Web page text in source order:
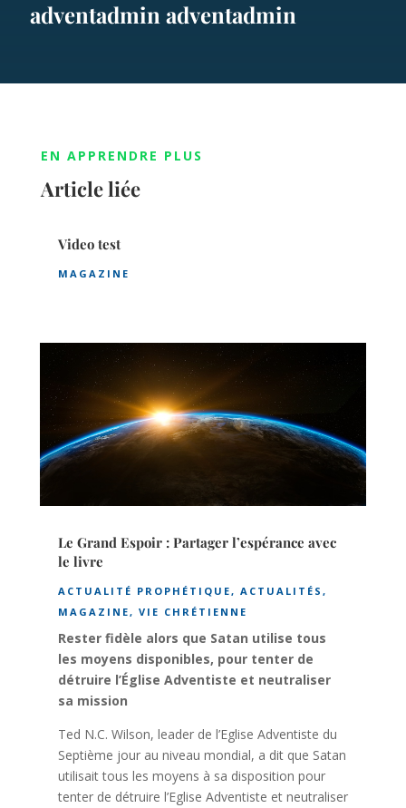
adventadmin adventadmin
EN APPRENDRE PLUS
Article liée
Video test
MAGAZINE
Le Grand Espoir : Partager l’espérance avec
le livre
ACTUALITÉ PROPHÉTIQUE, ACTUALITÉS ,
MAGAZINE, VIE CHRÉTIENNE
Rester fidèle alors que Satan utilise tous
les moyens disponibles, pour tenter de
détruire l’Église Adventiste et neutraliser
sa mission
Ted N.C. Wilson, leader de l’Eglise Adventiste du
Septième jour au niveau mondial, a dit que Satan
utilisait tous les moyens à sa disposition pour
tenter de détruire l’Eglise Adventiste et neutraliser